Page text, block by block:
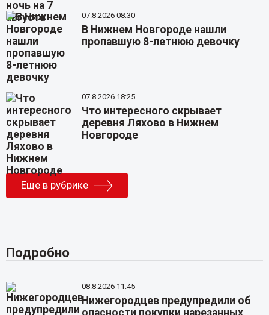
07.8.2026 08:30
В Нижнем Новгороде нашли
пропавшую 8-летнюю девочку
07.8.2026 18:25
Что интересного скрывает
деревня Ляхово в Нижнем
Новгороде
Еще в рубрике
Подробно
08.8.2026 11:45
Нижегородцев предупредили об
опасности покупки нарезанных